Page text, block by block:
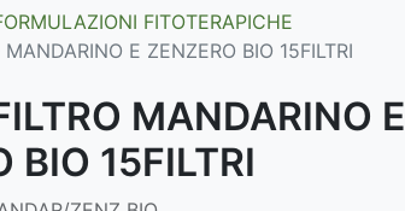
FITOTERAPICHE
MANDARINO E ZENZERO BIO 15FILTRI
MANDARINO E
BIO 15FILTRI